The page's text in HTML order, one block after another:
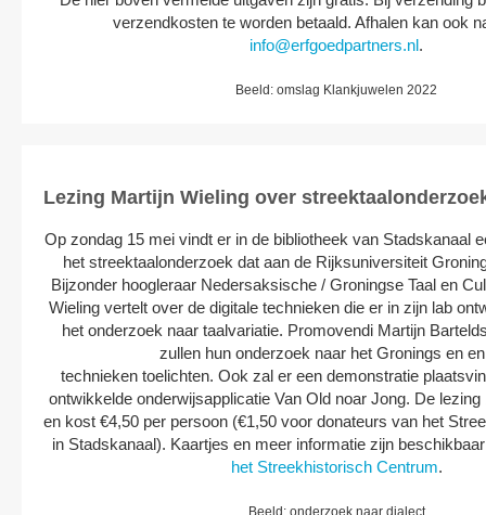
verzendkosten te worden betaald. Afhalen kan ook
info@erfgoedpartners.nl.
Beeld: omslag Klankjuwelen 2022
Lezing Martijn Wieling over
Op zondag 15 mei vindt er in de bibliotheek van Stadskanaal
het streektaalonderzoek dat aan de Rijksuniversiteit
Bijzonder hoogleraar Nedersaksische / Groningse Taal en
Wieling vertelt over de digitale technieken die er in zijn lab
het onderzoek naar taalvariatie. Promovendi Martijn
zullen hun onderzoek naar het Gronings en
technieken toelichten. Ook zal er een demonstratie
ontwikkelde onderwijsapplicatie Van Old noar Jong. De lezing
en kost €4,50 per persoon (€1,50 voor donateurs van het
in Stadskanaal). Kaartjes en meer informatie zijn
het Streekhistorisch Centrum.
Beeld: onderzoek naar dialect